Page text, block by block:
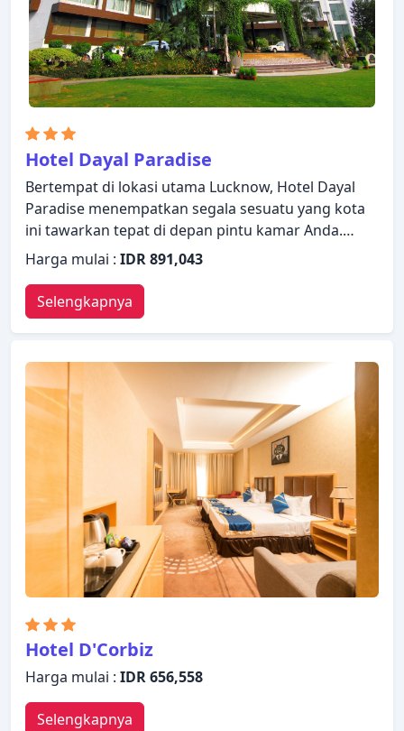
Hotel Dayal Paradise
Bertempat di lokasi utama Lucknow, Hotel Dayal
Paradise menempatkan segala sesuatu yang kota
ini tawarkan tepat di depan pintu kamar Anda.
Menampilkan daftar fasilitas yang lengkap, tamu
akan merasakan bahwa mereka menginap di
properti yang nyaman. Manfaatkan layanan kamar
24 jam, WiFi gratis di semua kamar, satpam 24 jam,
layanan kebersihan harian, perapian yang
disediakan hotel. Kamar dilengkapi dengan segala
fasilitas yang Anda butuhkan untuk bermalam
dengan nyaman. Di beberapa kamar terdapat
televisi layar datar, akses internet - WiFi, kolam
pribadi, akses internet WiFi (gratis), kamar bebas
asap rokok. Nikmati fasilitas rekreasi di hotel,
termasuk taman bermain, ruangan yoga, pusat
kebugaran, lapangan golf (sekitar 3 km), kolam
renang luar ruangan, sebelum masuk ke kamar
untuk beristirahat dengan nyaman. Dengan
layanan handal dan staf profesional, Hotel Dayal
Paradise memenuhi kebutuhan Anda.
Harga mulai : IDR 891,043
Selengkapnya
Hotel D'Corbiz
Harga mulai : IDR 656,558
Selengkapnya